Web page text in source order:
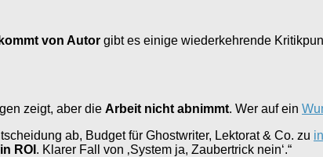
von Autor gibt es einige wiederkehrende
zeigt, aber die Arbeit nicht abnimmt. Wer auf ein
ab, Budget für Ghostwriter, Lektorat & Co. zu
ROI . Klarer Fall von ‚System ja, Zaubertrick nein‘.“